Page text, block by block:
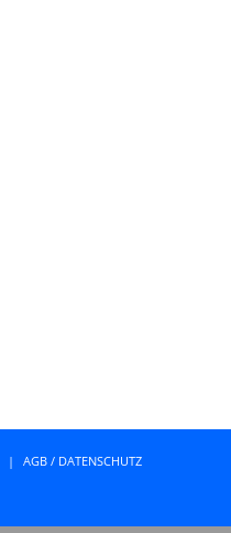
|
AGB / DATENSCHUTZ